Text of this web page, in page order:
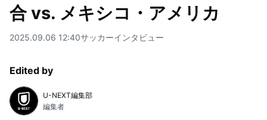
合 vs. メキシコ・アメリカ
2025.09.06 12:40サッカーインタビュー
Edited by
U-NEXT編集部
編集者